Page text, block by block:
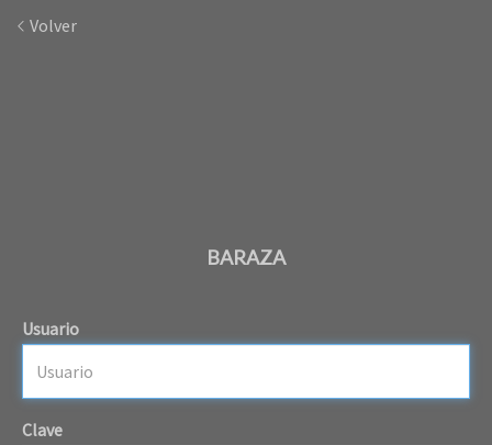
Volver
BARAZA
Usuario
Clave